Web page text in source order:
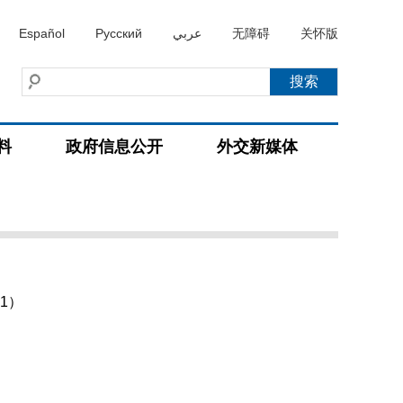
Español Русский عربي 无障碍 关怀版
政府信息公开 外交新媒体